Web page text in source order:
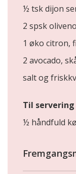
½ tsk dijon
2 spsk
1 øko citron,
2 avocado,
salt og
Til servering
½ håndfuld